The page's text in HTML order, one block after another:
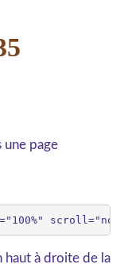
une page
à droite de la